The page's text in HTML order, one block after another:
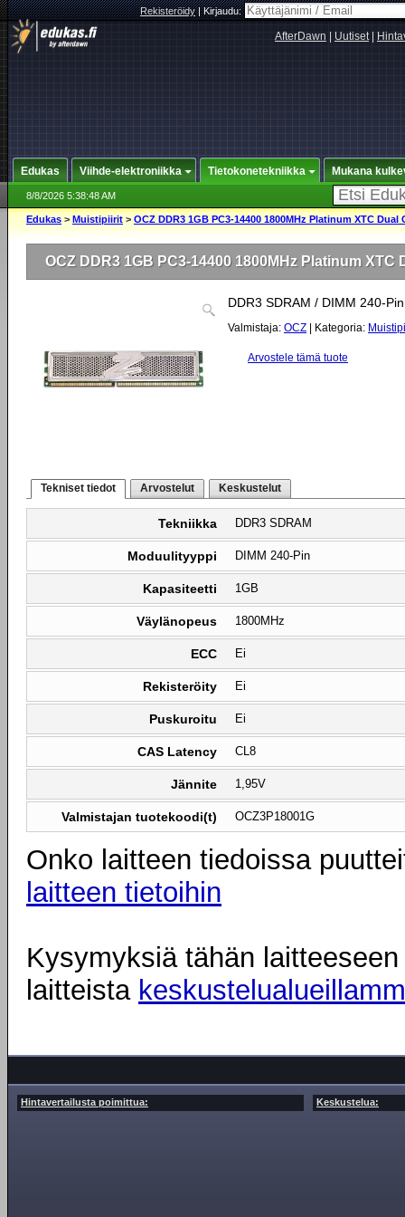
Rekisteröidy|Kirjaudu:
AfterDawn Uutiset|
Edukas Viihde-elektroniikka Tietokonetekniikka Mukana
8/8/2026 5:38:48 AM
Edukas > Muistipiirit > OCZ DDR3 1GB PC3-14400 1800MHz Platinum XTC Dual
OCZ DDR3 1GB PC3-14400 1800MHz Platinum XTC
DDR3 SDRAM / DIMM 240-
Valmistaja: OCZ | Kategoria:
Arvostele tämä tuote
Tekniset tiedot Arvostelut Keskustelut
Tekniikka DDR3 SDRAM
Moduulityyppi DIMM 240-Pin
Kapasiteetti 1GB
Väylänopeus 1800MHz
ECC Ei
Rekisteröity Ei
Puskuroitu Ei
CAS Latency CL8
Jännite 1,95V
Valmistajan tuotekoodi(t) OCZ3P18001G
Onko laitteen tiedoissa
laitteen tietoihin
Kysymyksiä tähän
laitteista
Hintavertailusta poimittua: Keskustelua: